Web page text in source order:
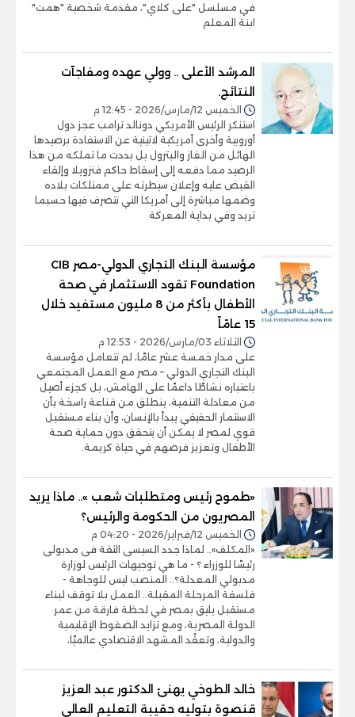
في مسلسل "على كلاي"، مقدمة شخصية "همت"
ابنة المعلم
المرشد الأعلى .. وولي عهده ومفاجآت
النتائج.
الخميس 12/مارس/2026 - 12:45 م
استنكر الرئيس الأمريكي دونالد ترامب عجز دول
أوروبية وأخرى أمريكية لاتينية عن الاستفادة برصيدها
الهائل من الغاز والبترول بل بددت ما تملكه من هذا
الرصيد مما دفعه إلى إسقاط حاكم فنزويلا وإلقاء
القبض عليه وإعلان سيطرته على ممتلكات بلاده
وضمها مباشرة إلى أمريكا التي تتصرف فيها حسبما
تريد وفي بداية المعركة
مؤسسة البنك التجاري الدولي-مصر CIB
Foundation تقود الاستثمار في صحة
الأطفال بأكثر من 8 مليون مستفيد خلال
15 عامًاً
الثلاثاء 03/مارس/2026 - 12:53 م
على مدار خمسة عشر عامًا، لم تتعامل مؤسسة
البنك التجاري الدولي – مصر مع العمل المجتمعي
باعتباره نشاطًا داعمًا على الهامش، بل كجزء أصيل
من معادلة التنمية، ينطلق من قناعة راسخة بأن
الاستثمار الحقيقي يبدأ بالإنسان، وأن بناء مستقبل
قوي لمصر لا يمكن أن يتحقق دون حماية صحة
الأطفال وتعزيز فرصهم في حياة كريمة.
«طموح رئيس ومتطلبات شعب ».. ماذا يريد
المصريون من الحكومة والرئيس؟
الخميس 12/فبراير/2026 - 04:20 م
«المكلف».. لماذا جدد السيسى الثقة فى مدبولى
رئيسًا للوزراء ؟ - ما هي توجيهات الرئيس لوزارة
مدبولي المعدلة؟.. المنصب ليس للوجاهة -
فلسفة المرحلة المقبلة.. العمل بلا توقف لبناء
مستقبل يليق بمصر في لحظة فارقة من عمر
الدولة المصرية، ومع تزايد الضغوط الإقليمية
والدولية، وتعقّد المشهد الاقتصادي عالميًا،
خالد الطوخي يهنئ الدكتور عبد العزيز
قنصوة بتوليه حقيبة التعليم العالي